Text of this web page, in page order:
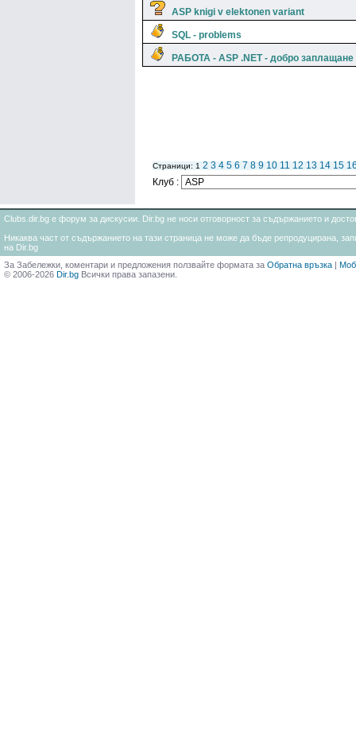
ASP knigi v elektonen variant
SQL - problems
РАБОТА - ASP .NET - добро заплащане
Страници: 1 2 3 4 5 6 7 8 9 10 11 12 13 14 15
Клуб :
Clubs.dir.bg е форум за дискусии. Dir.bg не носи отговорност за съдържанието и
Никаква част от съдържанието на тази страница не може да бъде репродуцирана,
на Dir.bg
За Забележки, коментари и предложения ползвайте формата за Обратна връзка |
© 2006-2026 Dir.bg Всички права запазени.